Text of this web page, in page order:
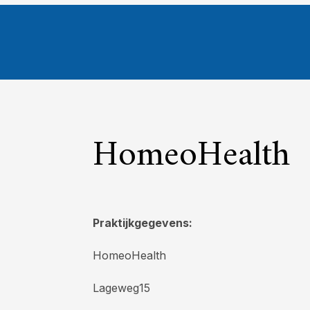
HomeoHealth
Praktijkgegevens:
HomeoHealth
Lageweg15